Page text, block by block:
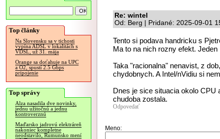
Top články
Na Slovensku sa v tichosti
vypína ADSL v lokalitách s
VDSL, už 31. mája
Orange sa doťahuje na UPC
a O2, spustí 2.5 Gbps
pripojenie
Top správy
Alza nasadila dve novinky,
jednu užitočnú a jednu
kontroverznú
Maďarsko jadrovú elektráreň
nakoniec kompletne
neodstavilo, Rumunsko mení
Re: wintel
Od: Berg | Pridané: 2025-09-01
Tento si podava handricku s
Ma to na nich rozny efekt.
Taka "racionalna" nenavist, z
chydobnych. A Intel/nVidiu si
Dnes je sice situacia okolo CPU
chudoba zostala.
Odpovedať
Meno: